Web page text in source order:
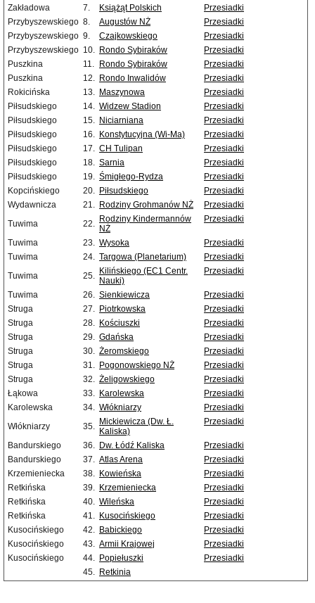
Zakładowa
7. Książąt Polskich
Przesiadki
Przybyszewskiego 8. Augustów NŻ
Przesiadki
Przybyszewskiego 9. Czajkowskiego
Przesiadki
Przybyszewskiego 10. Rondo Sybiraków
Przesiadki
Puszkina
11. Rondo Sybiraków
Przesiadki
Puszkina
12. Rondo Inwalidów
Przesiadki
Rokicińska
13. Maszynowa
Przesiadki
Piłsudskiego
14. Widzew Stadion
Przesiadki
Piłsudskiego
15. Niciarniana
Przesiadki
Piłsudskiego
16. Konstytucyjna (Wi-Ma)
Przesiadki
Piłsudskiego
17. CH Tulipan
Przesiadki
Piłsudskiego
18. Sarnia
Przesiadki
Piłsudskiego
19. Śmigłego-Rydza
Przesiadki
Kopcińskiego
20. Piłsudskiego
Przesiadki
Wydawnicza
21. Rodziny Grohmanów NŻ
Przesiadki
Tuwima
22. Rodziny Kindermannów
NŻ
Przesiadki
Tuwima 23. Wysoka
Przesiadki
Tuwima
24. Targowa (Planetarium)
Przesiadki
Tuwima
25. Kilińskiego (EC1 Centr.
Nauki)
Przesiadki
Tuwima 26. Sienkiewicza
Przesiadki
Struga
27. Piotrkowska
Przesiadki
Struga
28. Kościuszki
Przesiadki
Struga
29. Gdańska
Przesiadki
Struga
30. Żeromskiego
Przesiadki
Struga
31. Pogonowskiego NŻ
Przesiadki
Struga
32. Żeligowskiego
Przesiadki
Łąkowa
33. Karolewska
Przesiadki
Karolewska
34. Włókniarzy
Przesiadki
Włókniarzy
35. Mickiewicza (Dw. Ł.
Kaliska)
Przesiadki
Bandurskiego 36. Dw. Łódź Kaliska
Przesiadki
Bandurskiego
37. Atlas Arena
Przesiadki
Krzemieniecka
38. Kowieńska
Przesiadki
Retkińska
39. Krzemieniecka
Przesiadki
Retkińska
40. Wileńska
Przesiadki
Retkińska
41. Kusocińskiego
Przesiadki
Kusocińskiego
42. Babickiego
Przesiadki
Kusocińskiego
43. Armii Krajowej
Przesiadki
Kusocińskiego
44. Popiełuszki
Przesiadki
45. Retkinia